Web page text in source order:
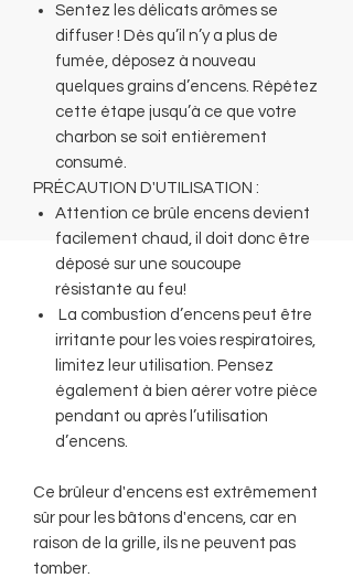
Sentez les délicats arômes se
diffuser ! Dès qu’il n’y a plus de
fumée, déposez à nouveau
quelques grains d’encens. Répétez
cette étape jusqu’à ce que votre
charbon se soit entièrement
consumé.
PRÉCAUTION D'UTILISATION :
Attention ce brûle encens devient
facilement chaud, il doit donc être
déposé sur une soucoupe
résistante au feu!
La combustion d’encens peut être
irritante pour les voies respiratoires,
limitez leur utilisation. Pensez
également à bien aérer votre pièce
pendant ou après l’utilisation
d’encens.
Ce brûleur d'encens est extrêmement
sûr pour les bâtons d'encens, car en
raison de la grille, ils ne peuvent pas
tomber.